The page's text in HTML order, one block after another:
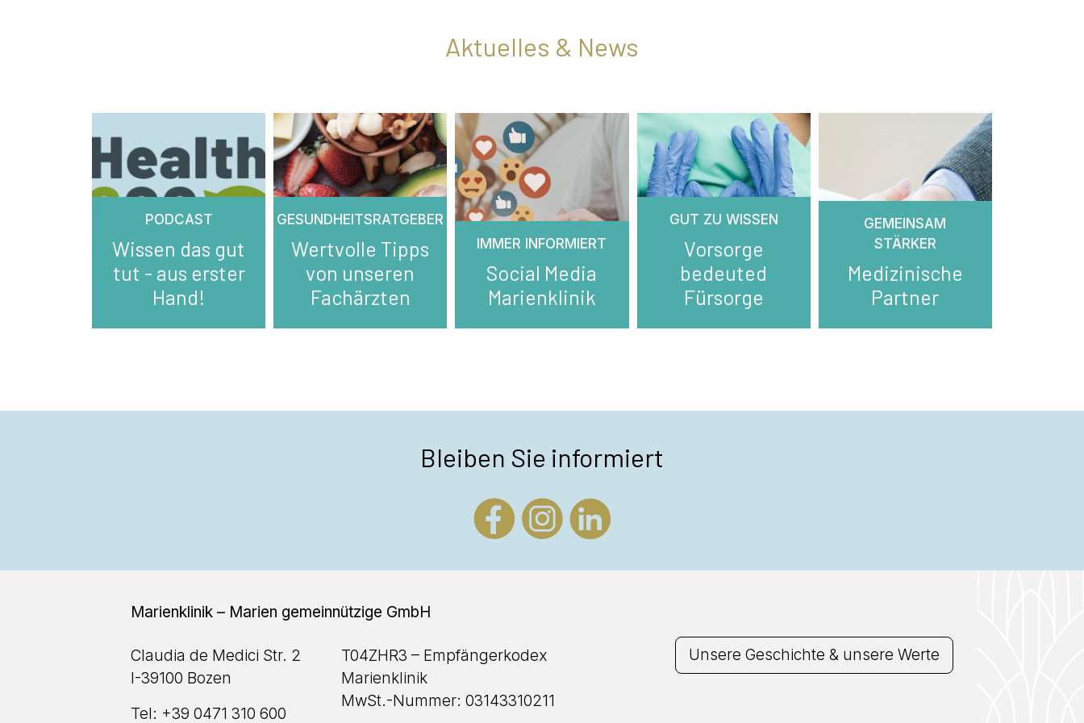
Aktuelles & News
PODCAST
Wissen das gut
tut - aus erster
Hand!
GESUNDHEITSRATGEBER
Wertvolle Tipps
von unseren
Fachärzten
IMMER INFORMIERT
Social Media
Marienklinik
GUT ZU WISSEN
Vorsorge
bedeuted
Fürsorge
GEMEINSAM
STÄRKER
Medizinische
Partner
Bleiben Sie informiert
Marienklinik – Marien gemeinnützige GmbH
Claudia de Medici Str. 2
I-39100 Bozen
Tel: +39 0471 310 600
T04ZHR3 – Empfängerkodex
Marienklinik
MwSt.-Nummer: 03143310211
Unsere Geschichte & unsere Werte